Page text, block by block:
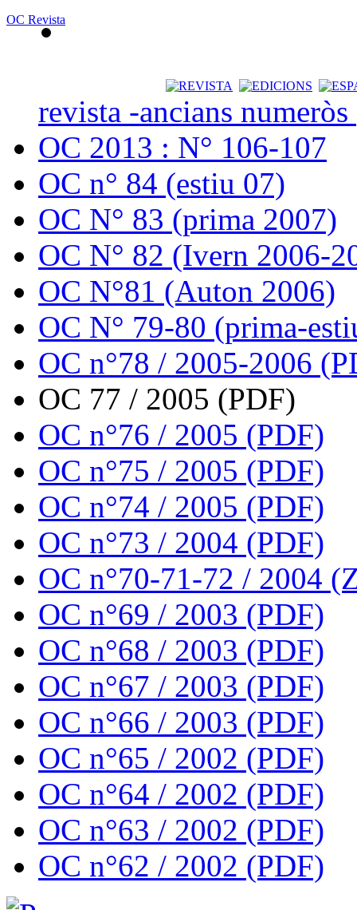
OC Revista
revista -ancians
OC 2013 : N° 106-107
OC n° 84 (estiu 07)
OC N° 83 (prima 2007)
OC N° 82 (Ivern 2006-
OC N°81 (Auton 2006)
OC N° 79-80 (prima-
OC n°78 / 2005-2006
OC 77 / 2005 (PDF)
OC n°76 / 2005 (PDF)
OC n°75 / 2005 (PDF)
OC n°74 / 2005 (PDF)
OC n°73 / 2004 (PDF)
OC n°70-71-72 / 2004
OC n°69 / 2003 (PDF)
OC n°68 / 2003 (PDF)
OC n°67 / 2003 (PDF)
OC n°66 / 2003 (PDF)
OC n°65 / 2002 (PDF)
OC n°64 / 2002 (PDF)
OC n°63 / 2002 (PDF)
OC n°62 / 2002 (PDF)